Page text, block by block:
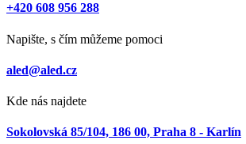
+420 608 956 288
Napište, s čím můžeme pomoci
aled@aled.cz
Kde nás najdete
Sokolovská 85/104, 186 00, Praha 8 - Karlín